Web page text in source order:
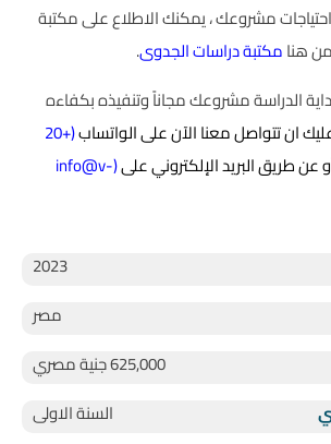
2023
مصر
625,000 جنية مصري
السنة الاولى
مشروعك ، يمكنك الاطلاع على مكتبة
هنامكتبة دراسات الجدوى.
الدراسة مشروعك مجاناً وتنفيذه بكفاءه
ان تتواصل معنا الآن على الواتساب(
+20
عن طريق البريد الإلكتروني على(
info@v-